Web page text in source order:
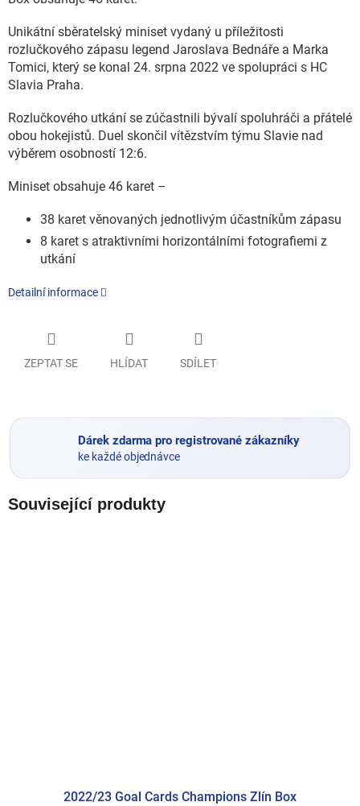
Unikátní sběratelský miniset vydaný u příležitosti
rozlučkového zápasu legend Jaroslava Bednáře a Marka
Tomici, který se konal 24. srpna 2022 ve spolupráci s HC
Slavia Praha.
Rozlučkového utkání se zúčastnili bývalí spoluhráči a přátelé
obou hokejistů. Duel skončil vítězstvím týmu Slavie nad
výběrem osobností 12:6.
Miniset obsahuje 46 karet –
38 karet věnovaných jednotlivým účastníkům zápasu
8 karet s atraktivními horizontálními fotografiemi z
utkání
Detailní informace
ZEPTAT SE HLÍDAT SDÍLET
Dárek zdarma pro registrované zákazníky
ke každé objednávce
Související produkty
2022/23 Goal Cards Champions Zlín Box